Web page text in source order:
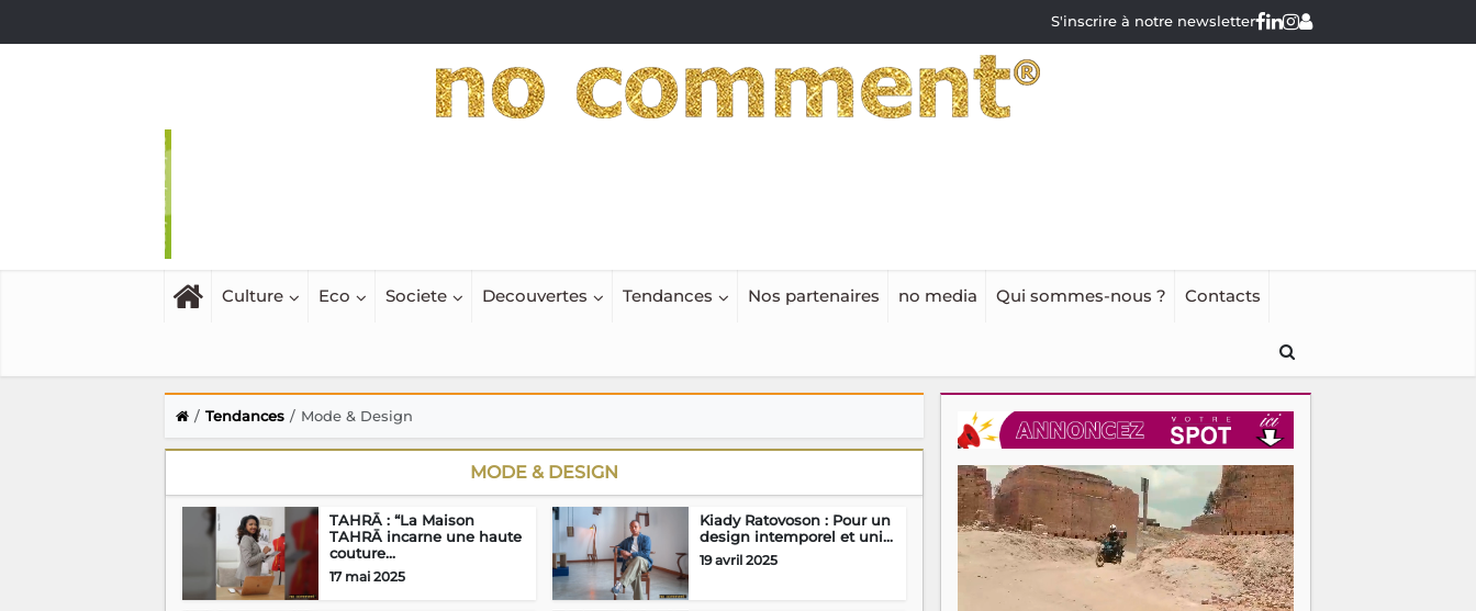
S'inscrire à notre newsletter
Culture Eco Societe Decouvertes Tendances Nos partenaires no media Qui sommes-nous ? Contacts
Tendances Mode & Design
MODE & DESIGN
TAHRĀ : “La Maison
TAHRĀ incarne une haute
couture...
17 mai 2025
Kiady Ratovoson : Pour un
design intemporel et uni...
19 avril 2025